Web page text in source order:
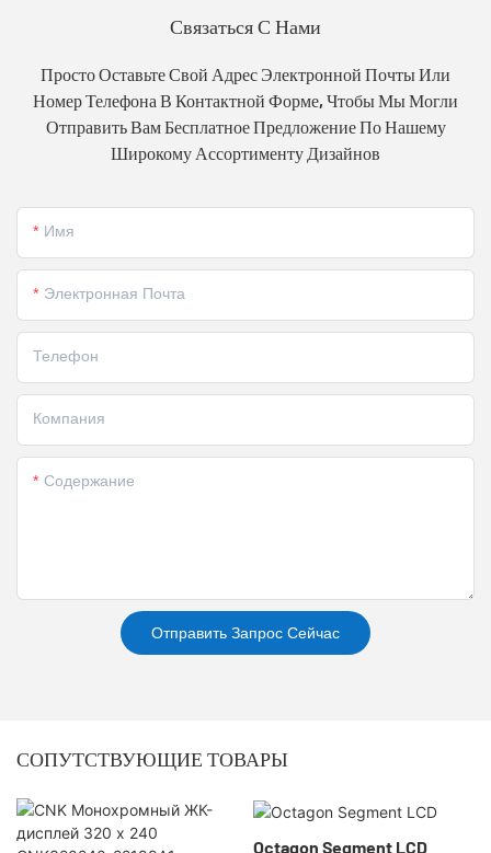
Связаться С Нами
Просто Оставьте Свой Адрес Электронной Почты Или
Номер Телефона В Контактной Форме, Чтобы Мы Могли
Отправить Вам Бесплатное Предложение По Нашему
Широкому Ассортименту Дизайнов
Имя
Электронная Почта
Телефон
Компания
Содержание
Отправить Запрос Сейчас
СОПУТСТВУЮЩИЕ ТОВАРЫ
Octagon Segment LCD